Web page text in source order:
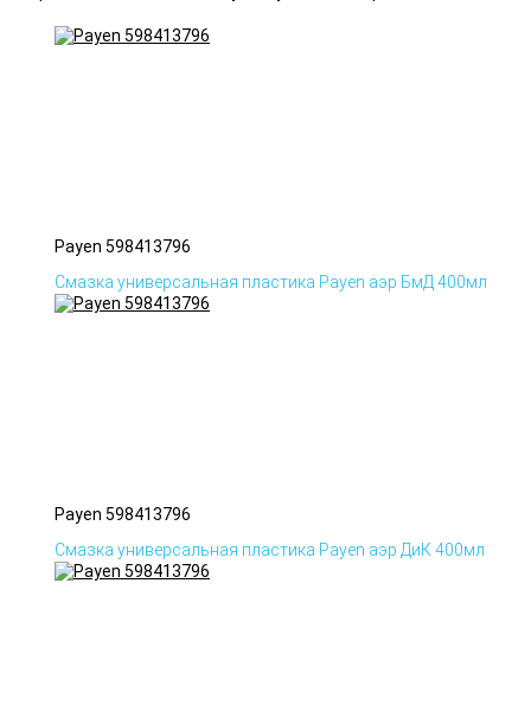
Payen 598413796
Смазка универсальная пластика Payen аэр БмД 400мл
Payen 598413796
Смазка универсальная пластика Payen аэр ДиК 400мл